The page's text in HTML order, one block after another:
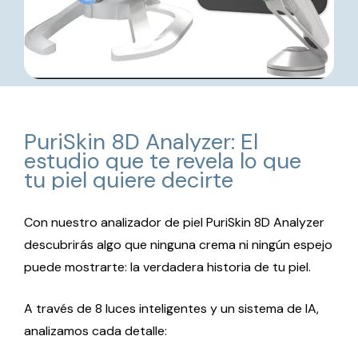
PuriSkin 8D Analyzer: El
estudio que te revela lo que
tu piel quiere decirte
Con nuestro analizador de piel PuriSkin 8D Analyzer
descubrirás algo que ninguna crema ni ningún espejo
puede mostrarte: la verdadera historia de tu piel.
A través de 8 luces inteligentes y un sistema de IA,
analizamos cada detalle: